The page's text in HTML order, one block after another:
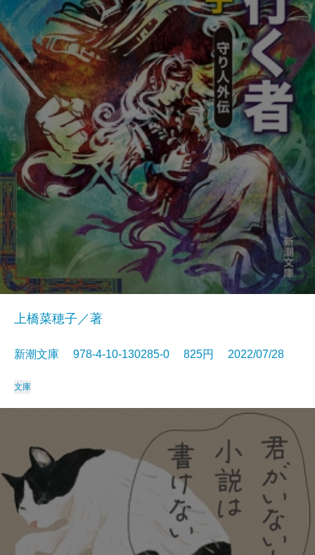
上橋菜穂子／著
新潮文庫 978-4-10-130285-0 825円 2022/07/28
文庫